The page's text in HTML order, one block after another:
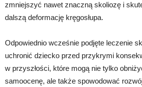
zmniejszyć nawet znaczną skoliozę i
dalszą deformację kręgosłupa.
Odpowiednio wcześnie podjęte leczenie
uchronić dziecko przed przykrymi
w przyszłości, które mogą nie tylko
samoocenę, ale także spowodować